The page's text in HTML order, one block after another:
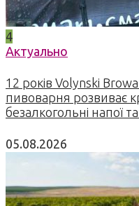
4
Актуально
12 років Volynski
пивоварня розвиває
безалкогольні напої
05.08.2026